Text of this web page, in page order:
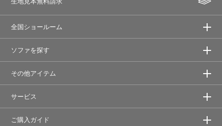
全国ショールーム
ソファを探す
その他アイテム
サービス
ご購入ガイド